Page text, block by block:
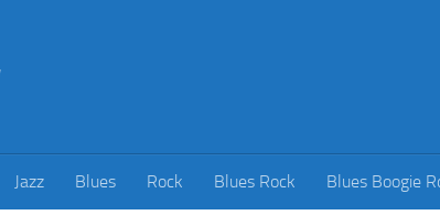
Jazz Blues Rock Blues Rock Blues Boogie